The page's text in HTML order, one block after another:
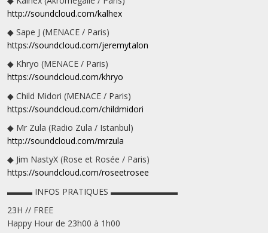
http://soundcloud.com/kalhex
◆ Sape J (MENACE / Paris)
https://soundcloud.com/jeremytalon
◆ Khryo (MENACE / Paris)
https://soundcloud.com/khryo
◆ Child Midori (MENACE / Paris)
https://soundcloud.com/childmidori
◆ Mr Zula (Radio Zula / Istanbul)
http://soundcloud.com/mrzula
◆ Jim NastyX (Rose et Rosée / Paris)
https://soundcloud.com/roseetrosee
▬▬▬ INFOS PRATIQUES ▬▬▬▬▬▬▬▬
23H // FREE
Happy Hour de 23h00 à 1h00